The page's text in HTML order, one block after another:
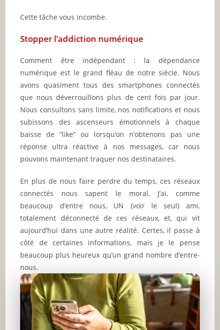
Cette tâche vous incombe.
Stopper l’addiction numérique
Comment être indépendant : la dépendance
numérique est le grand fléau de notre siècle. Nous
avons quasiment tous des smartphones connectés
que nous déverrouillons plus de cent fois par jour.
Nous consultons sans limite, nos notifications et nous
subissons des ascenseurs émotionnels à chaque
baisse de “like” ou lorsqu’on n’obtenons pas une
réponse ultra réactive à nos messages, car nous
pouvons maintenant traquer nos destinataires.
En plus de nous faire perdre du temps, ces réseaux
connectés nous sapent le moral. J’ai, comme
beaucoup d’entre nous, UN (voir le seul) ami,
totalement déconnecté de ces réseaux, et, qui vit
aujourd’hui dans une autre réalité. Certes, il passe à
côté de certaines informations, mais je le pense
beaucoup plus heureux qu’un grand nombre d’entre-
nous.